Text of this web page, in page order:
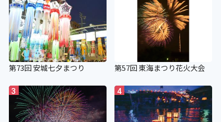
第73回 安城七夕まつり 第57回 東海まつり花火大会
3 4